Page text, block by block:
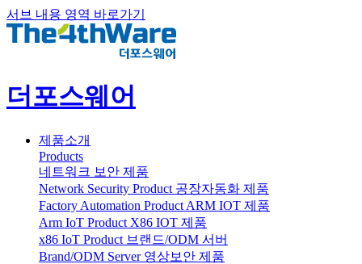
서브 내용 영역 바로가기
더포스웨어
제품소개
Products
네트워크 보안 제품
Network Security Product 공장자동화 제품
Factory Automation Product ARM IOT 제품
Arm IoT Product X86 IOT 제품
x86 IoT Product 브랜드/ODM 서버
Brand/ODM Server 영상보안 제품